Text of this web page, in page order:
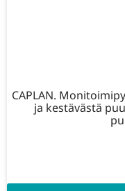
CAPLAN.
ja kestävästä